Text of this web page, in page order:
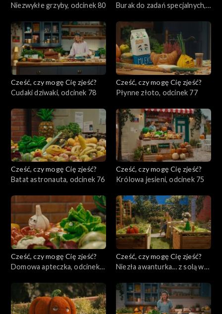
Niezwykłe grzyby, odcinek 80
Burak do zadań specjalnych,
Cześć, czy mogę Cię zjeść?
Cudaki dziwaki, odcinek 78
Cześć, czy mogę Cię zjeść?
Płynne złoto, odcinek 77
Cześć, czy mogę Cię zjeść?
Batat astronauta, odcinek 76
Cześć, czy mogę Cię zjeść?
Królowa jesieni, odcinek 75
Cześć, czy mogę Cię zjeść?
Domowa apteczka, odcinek
Cześć, czy mogę Cię zjeść?
Niezła awanturka... z solą w